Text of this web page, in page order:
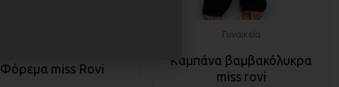
Φόρεμα miss Rovi
Γυναικεία
Καμπάνα βαμβακόλυκρα
miss rovi